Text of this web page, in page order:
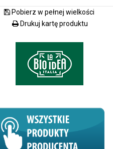
Pobierz w pełnej wielkości
Drukuj kartę produktu